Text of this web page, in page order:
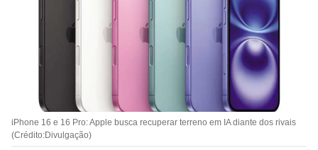
iPhone 16 e 16 Pro: Apple busca recuperar terreno em IA diante dos rivais
(Crédito:Divulgação)